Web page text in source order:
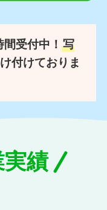
受付中！ 写
付けておりま
績